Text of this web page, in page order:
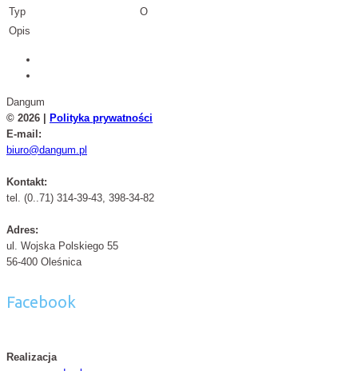
Typ
O
Opis
Dangum
© 2026 |
Polityka prywatności
E-mail:
biuro@dangum.pl
Kontakt:
tel. (0..71) 314-39-43, 398-34-82
Adres:
ul. Wojska Polskiego 55
56-400 Oleśnica
Facebook
Realizacja